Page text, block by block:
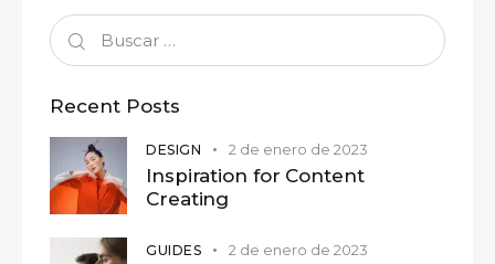
Recent Posts
DESIGN 2 de enero de 2023
Inspiration for Content
Creating
GUIDES 2 de enero de 2023